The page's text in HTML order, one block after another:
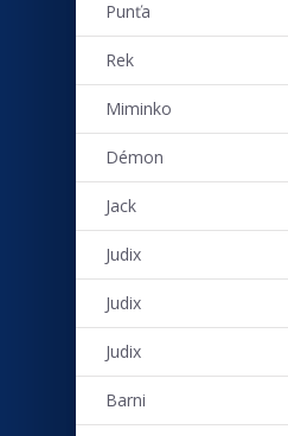
Punťa
Rek
Miminko
Démon
Jack
Judix
Judix
Judix
Barni